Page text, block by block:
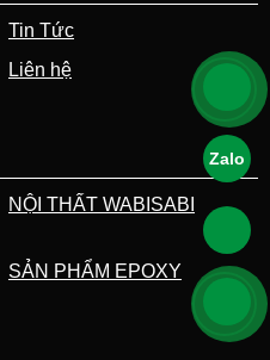
Tin Tức
Liên hệ
NỘI THẤT WABISABI
SẢN PHẨM EPOXY
Zalo